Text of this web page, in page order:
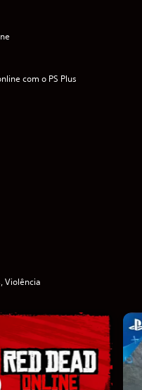
com o PS Plus
Violência